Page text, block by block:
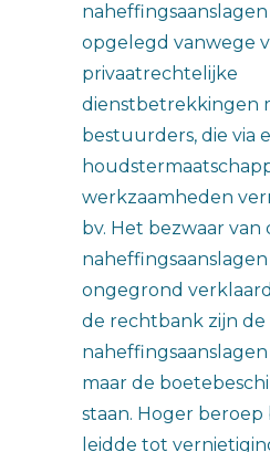
opgelegd vanwege
privaatrechtelijke
dienstbetrekkingen
bestuurders, die via
werkzaamheden
bv. Het bezwaar
ongegrond
de rechtbank zijn de
maar de
staan. Hoger
leidde tot